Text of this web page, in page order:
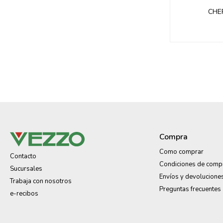
Contacto
Sucursales
Trabaja con nosotros
e-recibos
Compra
Como comprar
Condiciones de
Envíos y
Preguntas frecuentes